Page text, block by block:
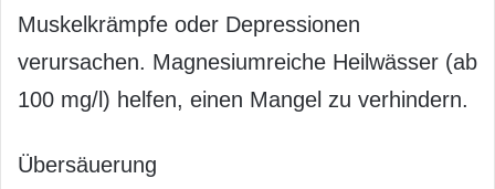
Muskelkrämpfe oder Depressionen
verursachen. Magnesiumreiche Heilwässer (ab
100 mg/l) helfen, einen Mangel zu verhindern.
Übersäuerung